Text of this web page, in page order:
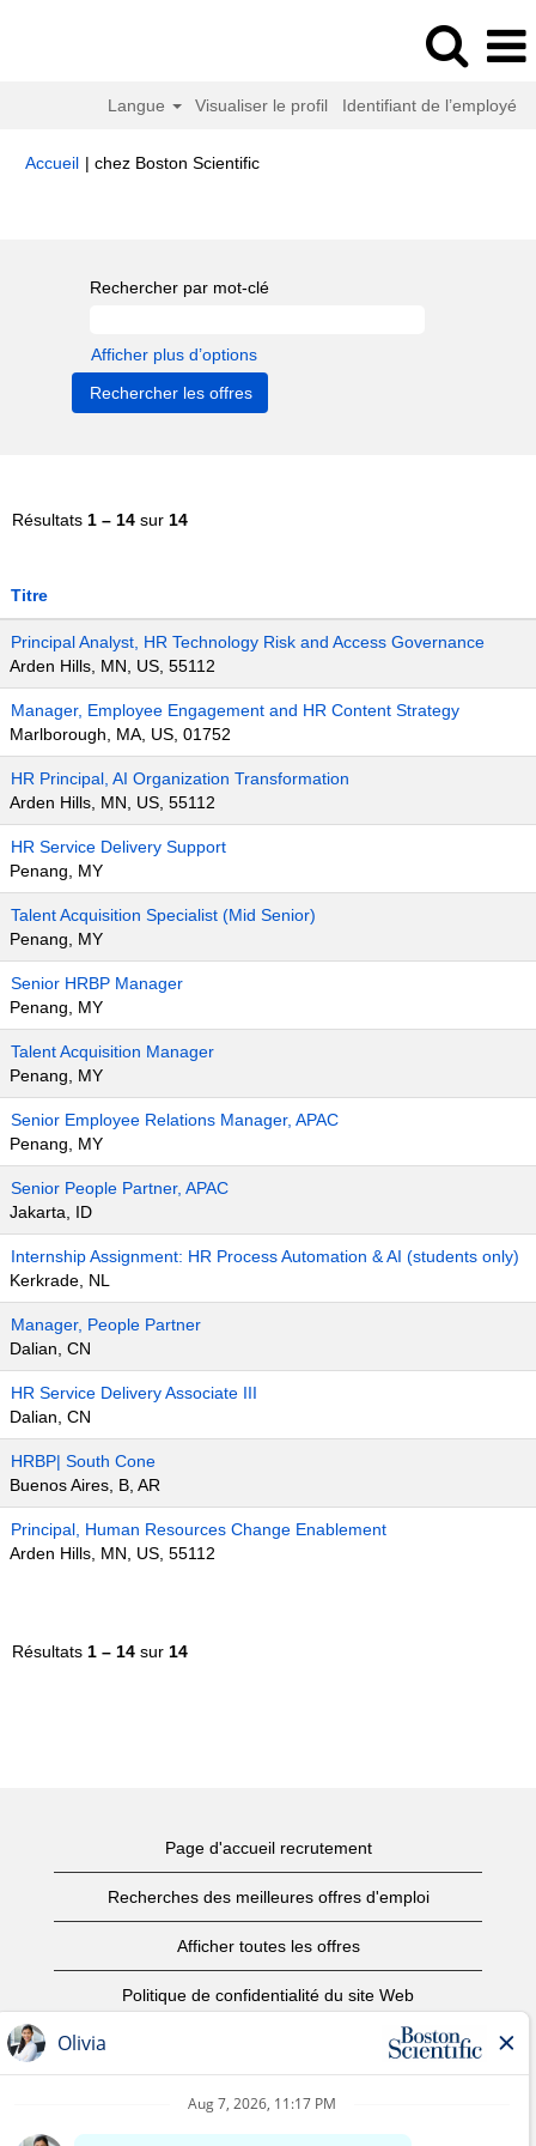
Langue Visualiser le profil Identifiant de l’employé
Accueil | chez Boston Scientific(page
Rechercher par mot-clé
Afficher plus d’options
Résultats 1 – 14 sur 14
Titre
Principal Analyst, HR Technology Risk and Access Governance
Arden Hills, MN, US, 55112
Manager, Employee Engagement and HR Content Strategy
Marlborough, MA, US, 01752
HR Principal, AI Organization Transformation
Arden Hills, MN, US, 55112
HR Service Delivery Support
Penang, MY
Talent Acquisition Specialist (Mid Senior)
Penang, MY
Senior HRBP Manager
Penang, MY
Talent Acquisition Manager
Penang, MY
Senior Employee Relations Manager, APAC
Penang, MY
Senior People Partner, APAC
Jakarta, ID
Internship Assignment: HR Process Automation & AI (students only)
Kerkrade, NL
Manager, People Partner
Dalian, CN
HR Service Delivery Associate III
Dalian, CN
HRBP| South Cone
Buenos Aires, B, AR
Principal, Human Resources Change Enablement
Arden Hills, MN, US, 55112
Résultats 1 – 14 sur 14
Page d'accueil recrutement
Recherches des meilleures offres d'emploi
Afficher toutes les offres
Politique de confidentialité du site Web